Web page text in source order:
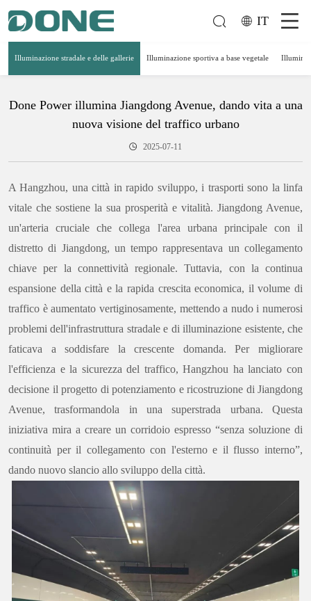
IT
Illuminazione stradale e delle gallerie Illuminazione sportiva a base vegetale
Done Power illumina Jiangdong Avenue, dando vita a una
nuova visione del traffico urbano
2025-07-11
A Hangzhou, una città in rapido sviluppo, i trasporti sono la linfa
vitale che sostiene la sua prosperità e vitalità. Jiangdong Avenue,
un'arteria cruciale che collega l'area urbana principale con il
distretto di Jiangdong, un tempo rappresentava un collegamento
chiave per la connettività regionale. Tuttavia, con la continua
espansione della città e la rapida crescita economica, il volume di
traffico è aumentato vertiginosamente, mettendo a nudo i numerosi
problemi dell'infrastruttura stradale e di illuminazione esistente, che
faticava a soddisfare la crescente domanda. Per migliorare
l'efficienza e la sicurezza del traffico, Hangzhou ha lanciato con
decisione il progetto di potenziamento e ricostruzione di Jiangdong
Avenue, trasformandola in una superstrada urbana. Questa
iniziativa mira a creare un corridoio espresso “senza soluzione di
continuità per il collegamento con l'esterno e il flusso interno”,
dando nuovo slancio allo sviluppo della città.